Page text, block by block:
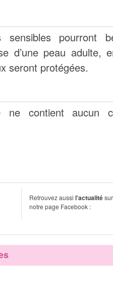
pourront
d’une peau
seront protégées.
ne contient aucun
Retrouvez aussi l'actualitésur
notre page Facebook :